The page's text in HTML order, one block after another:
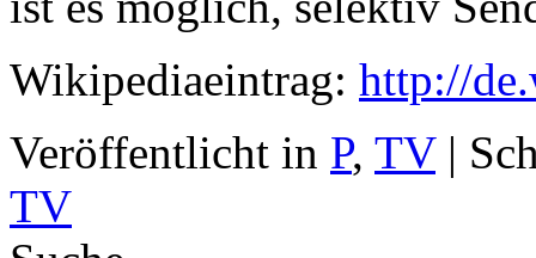
Wikipediaeintrag: http://
Veröffentlicht in P, TV|
TV